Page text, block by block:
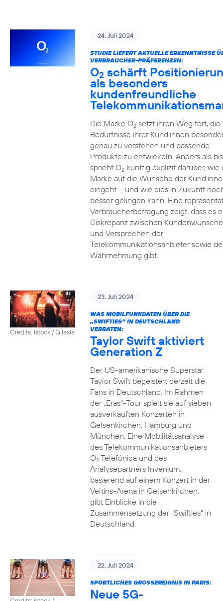
24. Juli 2024
STUDIE LIEFERT AKTUELLE ERKENNTNISSE
VERBRAUCHER-PRÄFERENZEN:
O2 schärft
als besonders
kundenfreundliche
Die Marke O2setzt ihren Weg fort, die
Bedürfnisse ihrer Kund:innen
genau zu verstehen und passende
Produkte zu entwickeln. Anders als
spricht O2künftig explizit darüber, wie
Marke auf die Wünsche der
eingeht – und wie dies in Zukunft
besser gelingen kann. Eine
Verbraucherbefragung zeigt, dass es
Diskrepanz zwischen
und Versprechen der
Telekommunikationsanbieter sowie
Wahrnehmung gibt.
Credits: istock / Gilaxia
23. Juli 2024
WAS MOBILFUNKDATEN ÜBER DIE
„SWIFTIES“ IN DEUTSCHLAND
VERRATEN:
Taylor Swift aktiviert
Generation Z
Der US-amerikanische Superstar
Taylor Swift begeistert derzeit die
Fans in Deutschland. Im Rahmen
der „Eras“-Tour spielt sie auf sieben
ausverkauften Konzerten in
Gelsenkirchen, Hamburg und
München. Eine Mobilitätsanalyse
des Telekommunikationsanbieters
O2Telefónica und des
Analysepartners Invenium,
basierend auf einem Konzert in der
Veltins-Arena in Gelsenkirchen,
gibt Einblicke in die
Zusammensetzung der „Swifties“ in
Deutschland.
22. Juli 2024
SPORTLICHES GROSSEREIGNIS IN PARIS:
Neue 5G-